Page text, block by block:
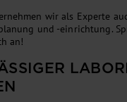
wir als Experte
und -einrichtung.
an!